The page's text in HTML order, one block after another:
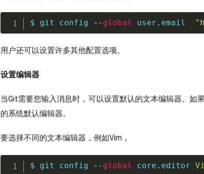
$ git config -- global user . email
用户还可以设置许多其他配置选项。
设置编辑器
当Git需要您输入消息时，可以设置默认的文本编辑器。如
的系统默认编辑器。
要选择不同的文本编辑器，例如Vim，
$ git config -- global core . editor